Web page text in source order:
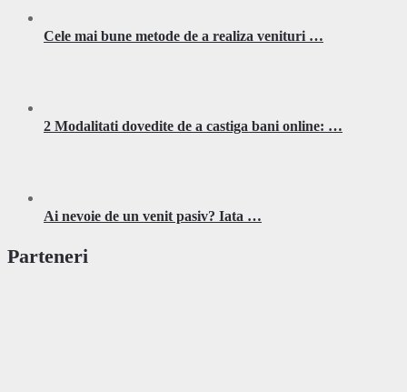
Cele mai bune metode de a realiza venituri …
2 Modalitati dovedite de a castiga bani online: …
Ai nevoie de un venit pasiv? Iata …
Parteneri